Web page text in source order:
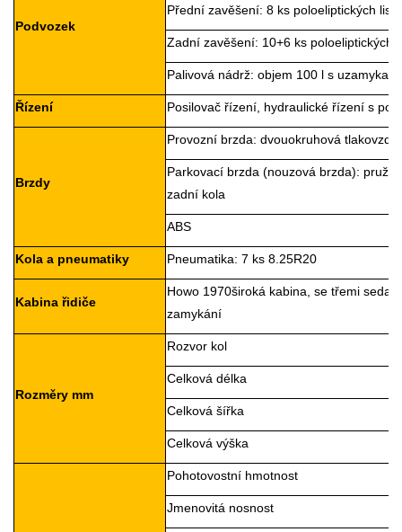
Podvozek
Přední zavěšení: 8 ks poloeliptických
Zadní zavěšení: 10+6 ks poloeliptických
Palivová nádrž: objem 100 l s
Řízení Posilovač řízení, hydraulické řízení s
Brzdy
Provozní brzda: dvouokruhová
Parkovací brzda (nouzová brzda):
zadní kola
ABS
Kola a pneumatiky Pneumatika: 7 ks 8.25R20
Kabina řidiče
Howo 1970široká kabina, se třemi
zamykání
Rozměry mm
Rozvor kol
Celková délka
Celková šířka
Celková výška
Pohotovostní hmotnost
Jmenovitá nosnost